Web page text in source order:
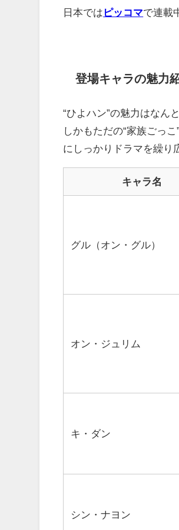
日本では ピッコマで連載
登場キャラの魅力
“ひよハン”の魅力はなん
しかもただの“家族ごっ
にしっかりドラマを繰り
キャラ名
グル（オン・グル）
オン・ジュリム
キ・ダン
シン・ナヨン